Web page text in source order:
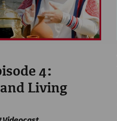
4:
Living